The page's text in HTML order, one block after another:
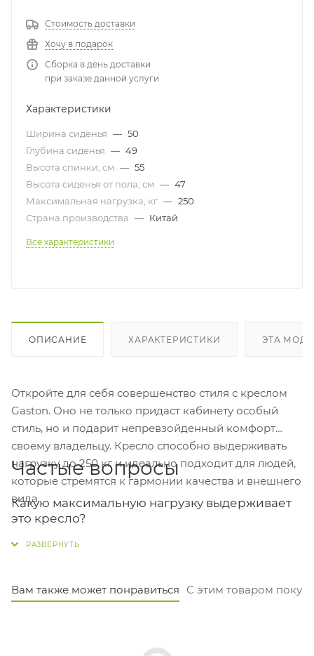
Стоимость доставки
Хочу в подарок
Сборка в день доставки
при заказе данной услуги
Характеристики
Ширина сиденья — 50
Глубина сиденья — 49
Высота спинки, см — 55
Высота сиденья от пола, см — 47
Максимальная нагрузка, кг — 250
Страна производства — Китай
Все характеристики
ОПИСАНИЕ ХАРАКТЕРИСТИКИ ЭТА
Откройте для себя совершенство стиля с креслом
Gaston. Оно не только придаст кабинету особый
стиль, но и подарит непревзойденный комфорт
своему владельцу. Кресло способно выдерживать
нагрузку до 250 кг и идеально подходит для людей,
которые стремятся к гармонии качества и внешнего
вида.
Частые вопросы
Какую максимальную нагрузку выдерживает
это кресло?
Кресло рассчитано на нагрузку до 250 кг. Оно
Из какого материала сделан каркас?
Вам также может понравиться С этим товаром